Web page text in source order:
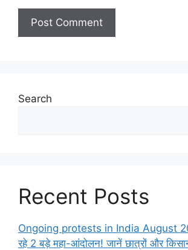
Search
Recent Posts
Ongoing protests in India August
रहे 2 बड़े महा-आंदोलन! जानें छात्रों और